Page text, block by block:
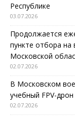
Республике
03.07.2026
Продолжается
пункте отбора на
Московской
02.07.2026
В Московском
учебный FPV-
02.07.2026